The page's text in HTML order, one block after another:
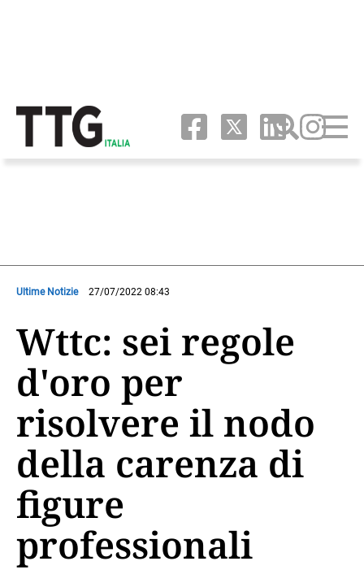
Ultime Notizie 27/07/2022 08:43
Wttc: sei regole
d'oro per
risolvere il nodo
della carenza di
figure
professionali